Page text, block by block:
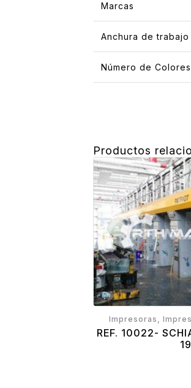
Marcas
Anchura de trabajo
Número de Colores
Productos
Impresoras,
REF. 10022-